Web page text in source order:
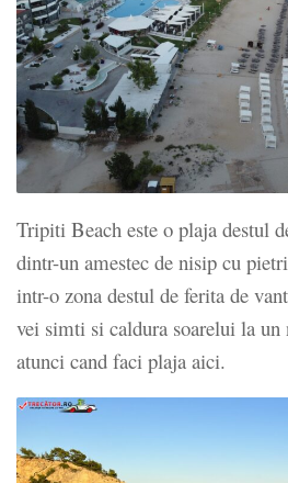
Tripiti Beach este o plaja destul
dintr-un amestec de nisip cu
intr-o zona destul de ferita de
vei simti si caldura soarelui la
atunci cand faci plaja aici.